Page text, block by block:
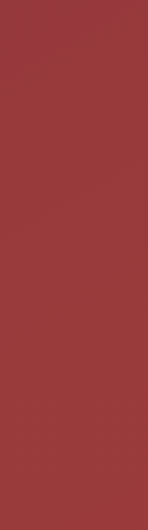
enregistrer le,
dimension
| grep VGA |
of" ;
glxgears
un tas
douzaine de
libre) présenté ici
demo. Il permet de
10 (Windows) et
jusqu'à 500 000
un rendu HDR et
rendu. Totalement
Mo) et permet des
9 à 11) sont des
puissance